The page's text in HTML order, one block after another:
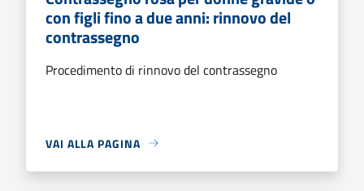
con figli fino a due anni: rinnovo del
contrassegno
Procedimento di rinnovo del contrassegno
VAI ALLA PAGINA